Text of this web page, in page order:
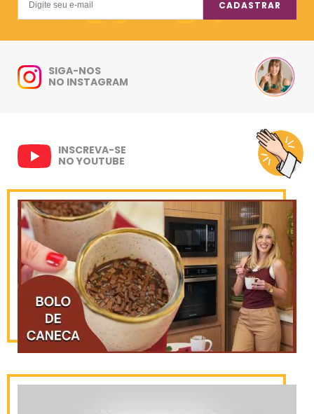
CADASTRAR
SIGA-NOS
NO INSTAGRAM
INSCREVA-SE
NO YOUTUBE